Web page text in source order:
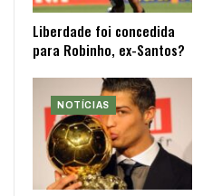
Liberdade foi concedida
para Robinho, ex-Santos?
NOTÍCIAS